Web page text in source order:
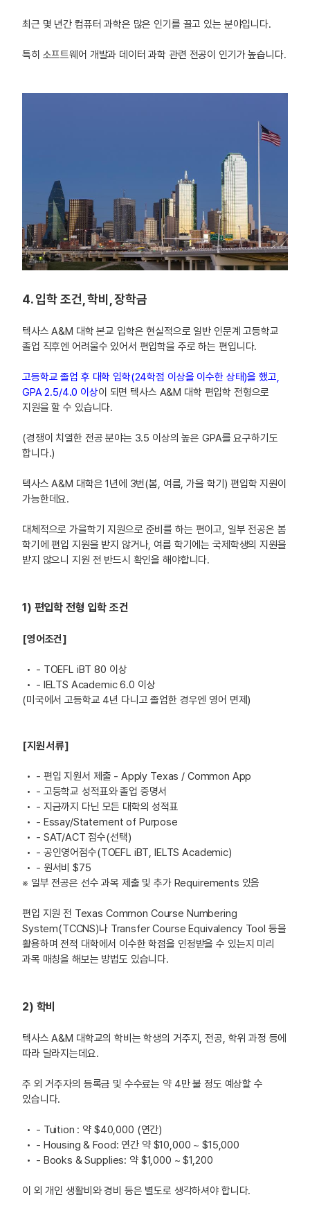
최근 몇 년간 컴퓨터 과학은 많은 인기를 끌고 있는 분야입니다.
특히 소프트웨어 개발과 데이터 과학 관련 전공이 인기가 높습니다.
4. 입학 조건, 학비, 장학금
텍사스 A&M 대학 본교 입학은 현실적으로 일반 인문계 고등학교
졸업 직후엔 어려울수 있어서 편입학을 주로 하는 편입니다.
고등학교 졸업 후 대학 입학(24학점 이상을 이수한 상태)을 했고,
GPA 2.5/4.0 이상이 되면 텍사스 A&M 대학 편입학 전형으로
지원을 할 수 있습니다.
(경쟁이 치열한 전공 분야는 3.5 이상의 높은 GPA를 요구하기도
합니다.)
텍사스 A&M 대학은 1년에 3번(봄, 여름, 가을 학기) 편입학 지원이
가능한데요.
대체적으로 가을학기 지원으로 준비를 하는 편이고, 일부 전공은 봄
학기에 편입 지원을 받지 않거나, 여름 학기에는 국제학생의 지원을
받지 않으니 지원 전 반드시 확인을 해야합니다.
1) 편입학 전형 입학 조건
[영어조건]
- TOEFL iBT 80 이상
- IELTS Academic 6.0 이상
(미국에서 고등학교 4년 다니고 졸업한 경우엔 영어 면제)
[지원 서류]
- 편입 지원서 제출 - Apply Texas / Common App
- 고등학교 성적표와 졸업 증명서
- 지금까지 다닌 모든 대학의 성적표
- Essay/Statement of Purpose
- SAT/ACT 점수(선택)
- 공인영어점수(TOEFL iBT, IELTS Academic)
- 원서비 $75
※ 일부 전공은 선수 과목 제출 및 추가 Requirements 있음
편입 지원 전 Texas Common Course Numbering
System(TCCNS)나 Transfer Course Equivalency Tool 등을
활용하며 전적 대학에서 이수한 학점을 인정받을 수 있는지 미리
과목 매칭을 해보는 방법도 있습니다.
2) 학비
텍사스 A&M 대학교의 학비는 학생의 거주지, 전공, 학위 과정 등에
따라 달라지는데요.
주 외 거주자의 등록금 및 수수료는 약 4만 불 정도 예상할 수
있습니다.
- Tuition : 약 $40,000 (연간)
- Housing & Food: 연간 약 $10,000 ~ $15,000
- Books & Supplies: 약 $1,000 ~ $1,200
이 외 개인 생활비와 경비 등은 별도로 생각하셔야 합니다.